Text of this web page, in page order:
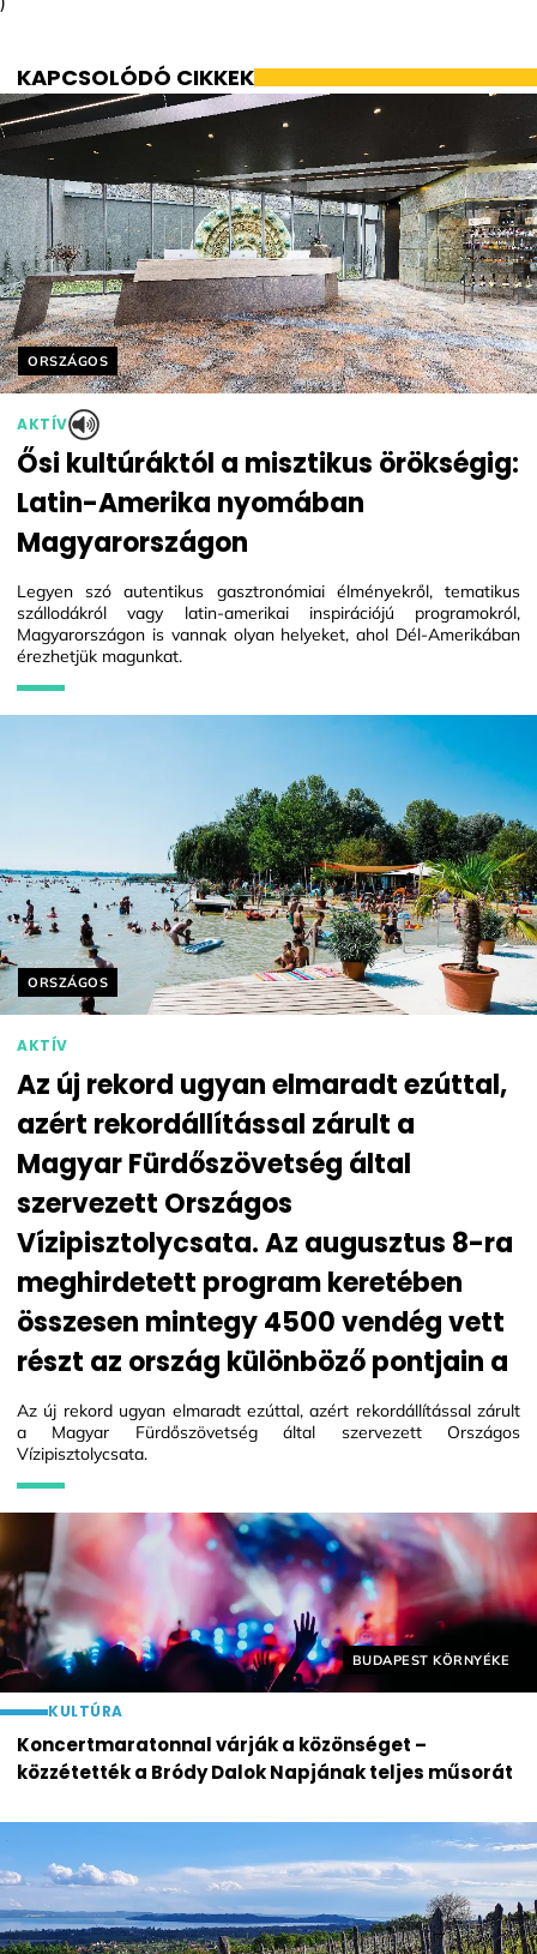
KAPCSOLÓDÓ CIKKEK
Helyszín címkék:
ORSZÁGOS
AKTÍV
Ősi kultúráktól a misztikus örökségig:
Latin-Amerika nyomában
Magyarországon
Legyen szó autentikus gasztronómiai élményekről, tematikus
szállodákról vagy latin-amerikai inspirációjú programokról,
Magyarországon is vannak olyan helyeket, ahol Dél-Amerikában
érezhetjük magunkat.
Helyszín címkék:
BUDAPEST KÖRNYÉKE
KULTÚRA
Koncertmaratonnal várják a közönséget –
közzétették a Bródy Dalok Napjának teljes műsorát
Helyszín címkék:
ORSZÁGOS
AKTÍV
Az új rekord ugyan elmaradt ezúttal,
azért rekordállítással zárult a
Magyar Fürdőszövetség által
szervezett Országos
Vízipisztolycsata. Az augusztus 8-ra
meghirdetett program keretében
összesen mintegy 4500 vendég vett
részt az ország különböző pontjain a
Az új rekord ugyan elmaradt ezúttal, azért rekordállítással zárult
a Magyar Fürdőszövetség által szervezett Országos
Vízipisztolycsata.